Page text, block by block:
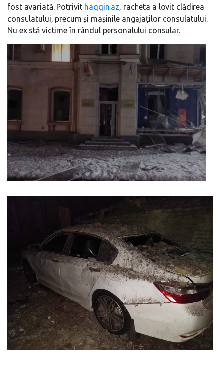
fost avariată. Potrivit haqqin.az, racheta a lovit clădirea
consulatului, precum și mașinile angajaților consulatului.
Nu există victime în rândul personalului consular.